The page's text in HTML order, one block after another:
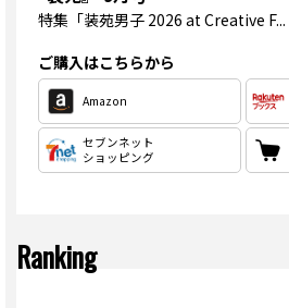
特集 「装苑男子 2026 at Creative F...
ご購入はこちらから
Amazon
セブンネット
ショッピング
Ranking